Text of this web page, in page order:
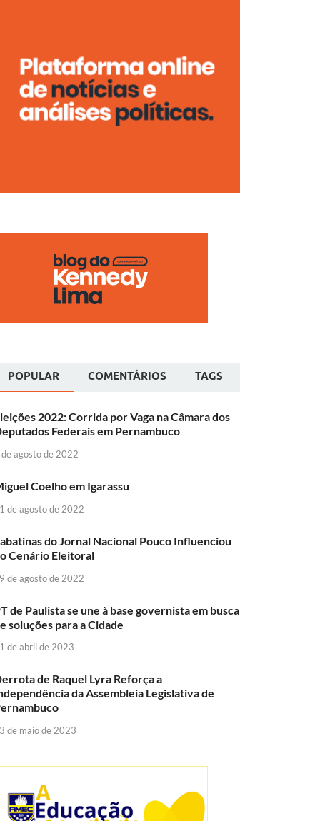
POPULAR COMENTÁRIOS TAGS
2022: Corrida por Vaga na Câmara dos
Federais em Pernambuco
agosto de 2022
Coelho em Igarassu
de agosto de 2022
do Jornal Nacional Pouco Influenciou
Cenário Eleitoral
de agosto de 2022
de Paulista se une à base governista em busca
soluções para a Cidade
de abril de 2023
de Raquel Lyra Reforça a
da Assembleia Legislativa de
de maio de 2023